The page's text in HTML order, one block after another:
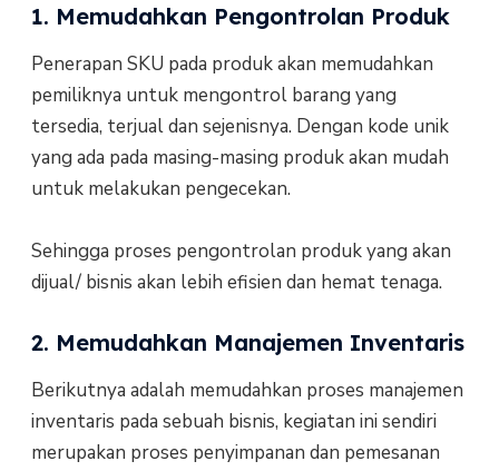
1. Memudahkan Pengontrolan Produk
Penerapan SKU pada produk akan memudahkan
pemiliknya untuk mengontrol barang yang
tersedia, terjual dan sejenisnya. Dengan kode unik
yang ada pada masing-masing produk akan mudah
untuk melakukan pengecekan.
Sehingga proses pengontrolan produk yang akan
dijual/ bisnis akan lebih efisien dan hemat tenaga.
2. Memudahkan Manajemen Inventaris
Berikutnya adalah memudahkan proses manajemen
inventaris pada sebuah bisnis, kegiatan ini sendiri
merupakan proses penyimpanan dan pemesanan